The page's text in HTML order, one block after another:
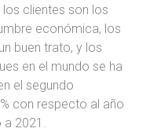
clientes son los
económica, los
buen trato, y los
en el mundo se ha
el segundo
con respecto al año
a 2021.